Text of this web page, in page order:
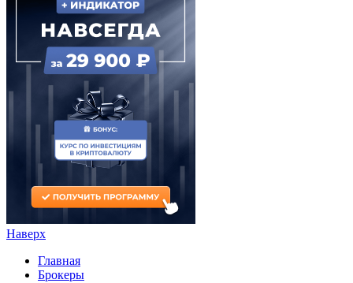
Наверх
Главная
Брокеры